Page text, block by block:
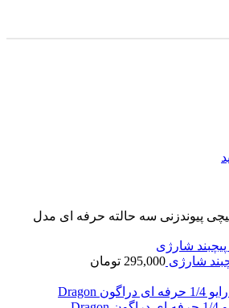
پیوندزنی سه حالته حرفه ای مدل
شارژی 295,000 تومان